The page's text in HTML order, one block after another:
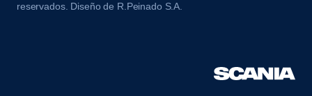
reservados. Diseño de R.Peinado S.A.